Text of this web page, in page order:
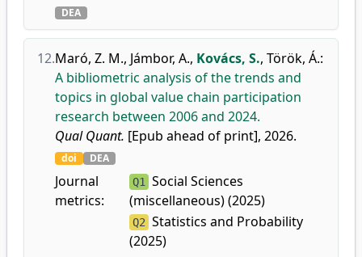
DEA
12.Maró, Z. M., Jámbor, A., Kovács, S., Török, Á.:
A bibliometric analysis of the trends and
topics in global value chain participation
research between 2006 and 2024.
Qual Quant. [Epub ahead of print], 2026.
doi DEA
Journal
metrics:
Q1
Social Sciences
(miscellaneous) (2025)
Q2 Statistics and Probability
(2025)